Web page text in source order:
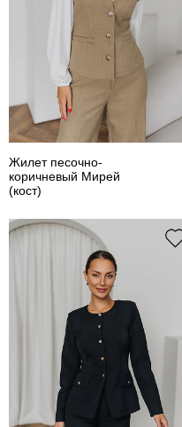
Жилет песочно-
коричневый Мирей
(кост)